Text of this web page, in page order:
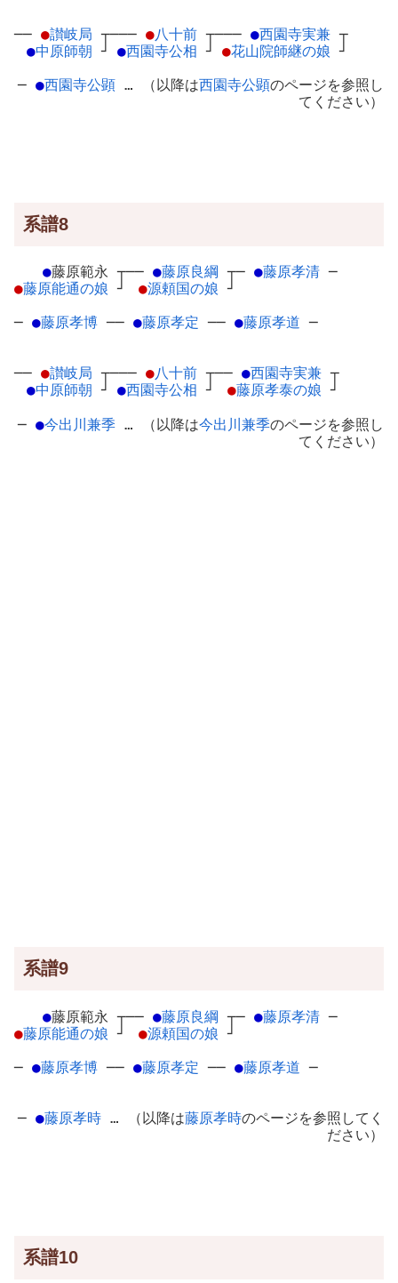
── ●讃岐局 ┬
●中原師朝 ┘
─── ●八十前 ┬
●西園寺公相 ┘
─── ●西園寺実兼 ┬
●花山院師継の娘 ┘
─ ●西園寺公顕 … （以降は西園寺公顕のページを参照し
てください）
系譜8
●藤原範永 ┬
●藤原能通の娘 ┘
── ●藤原良綱 ┬
●源頼国の娘 ┘
─ ●藤原孝清 ─
─ ●藤原孝博 ── ●藤原孝定 ── ●藤原孝道 ─
── ●讃岐局 ┬
●中原師朝 ┘
─── ●八十前 ┬
●西園寺公相 ┘
── ●西園寺実兼 ┬
●藤原孝泰の娘 ┘
─ ●今出川兼季 … （以降は今出川兼季のページを参照し
てください）
系譜9
●藤原範永 ┬
●藤原能通の娘 ┘
── ●藤原良綱 ┬
●源頼国の娘 ┘
─ ●藤原孝清 ─
─ ●藤原孝博 ── ●藤原孝定 ── ●藤原孝道 ─
─ ●藤原孝時 … （以降は藤原孝時のページを参照してく
ださい）
系譜10